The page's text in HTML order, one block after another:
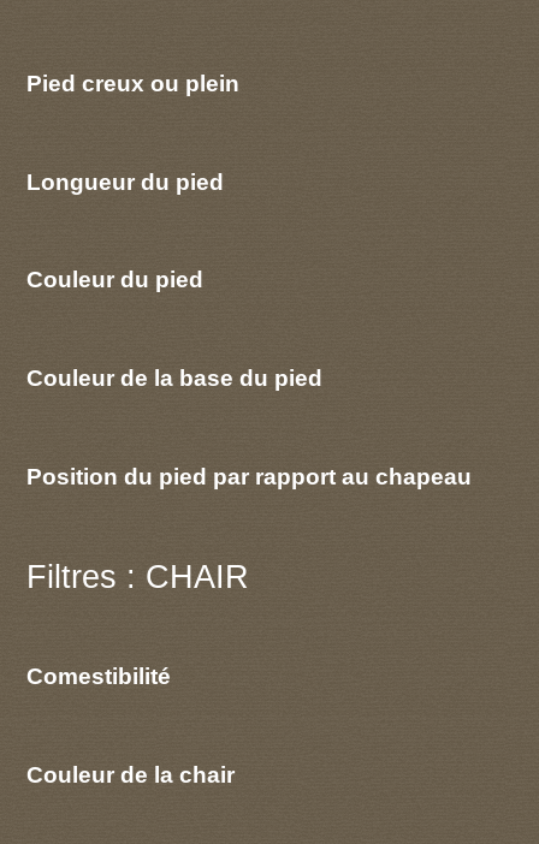
Pied creux ou plein
Longueur du pied
Couleur du pied
Couleur de la base du pied
Position du pied par rapport au chapeau
Filtres : CHAIR
Comestibilité
Couleur de la chair